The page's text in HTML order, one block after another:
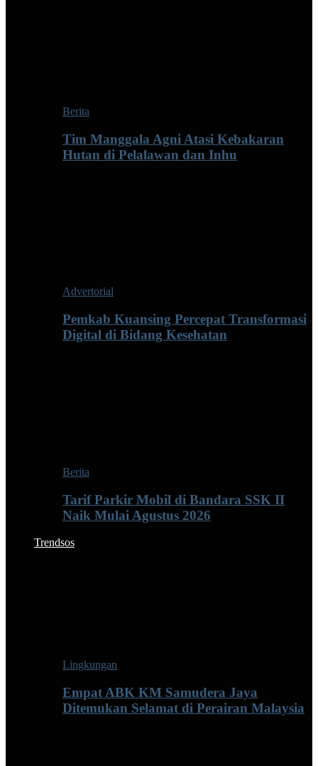
Berita
Tim Manggala Agni Atasi Kebakaran
Hutan di Pelalawan dan Inhu
Advertorial
Pemkab Kuansing Percepat Transformasi
Digital di Bidang Kesehatan
Berita
Tarif Parkir Mobil di Bandara SSK II
Naik Mulai Agustus 2026
Trendsos
Lingkungan
Empat ABK KM Samudera Jaya
Ditemukan Selamat di Perairan Malaysia